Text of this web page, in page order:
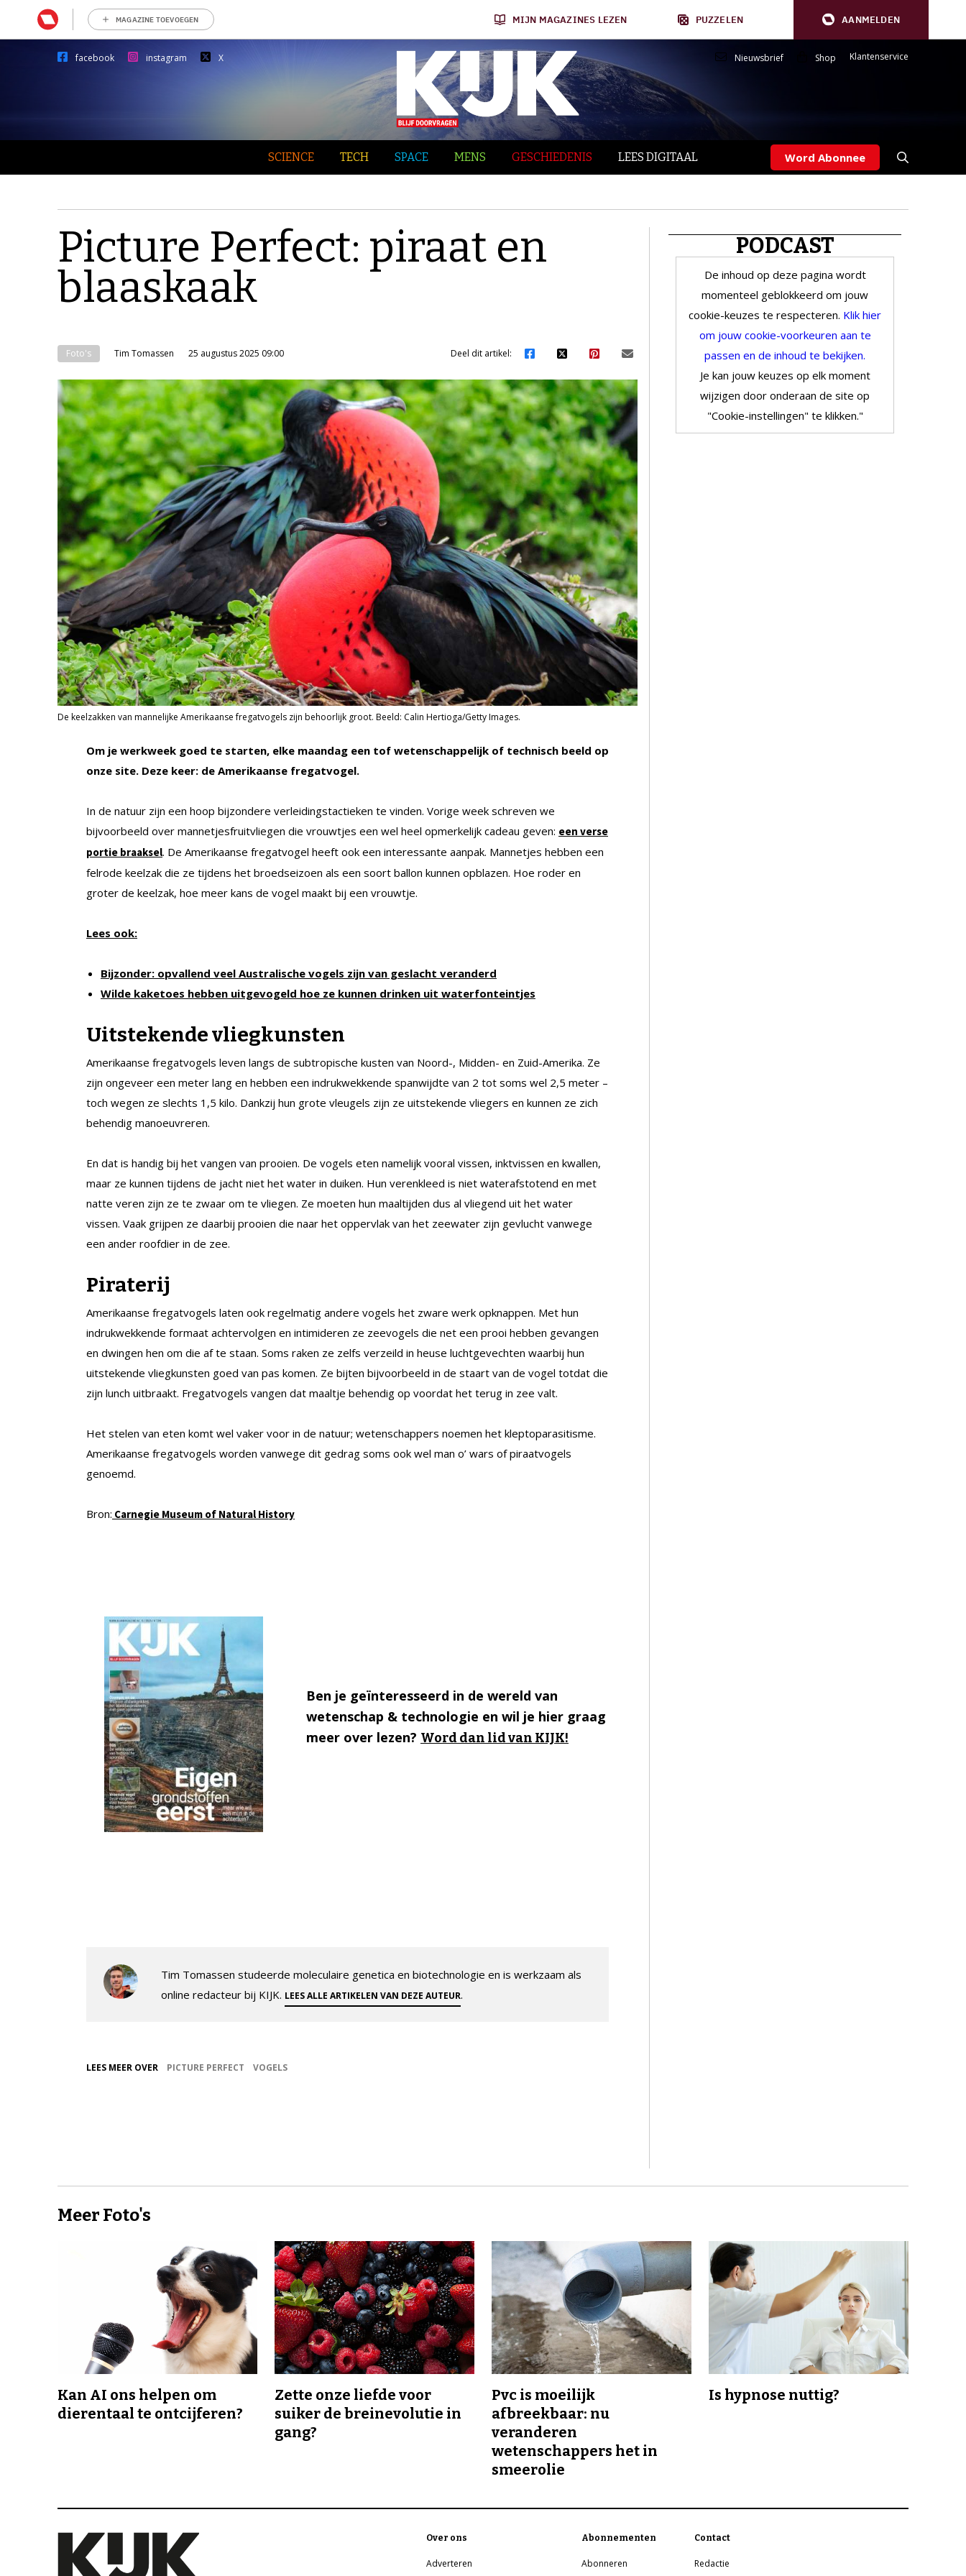
MAGAZINE TOEVOEGEN MIJN MAGAZINES LEZEN PUZZELEN AANMELDEN
facebook instagram X Nieuwsbrief Shop Klantenservice
SCIENCE TECH SPACE MENS GESCHIEDENIS LEES DIGITAAL Word Abonnee
Picture Perfect: piraat en
blaaskaak
Foto's Tim Tomassen 25 augustus 2025 09:00 Deel dit artikel:
De keelzakken van mannelijke Amerikaanse fregatvogels zijn behoorlijk groot. Beeld: Calin Hertioga/Getty Images.
Om je werkweek goed te starten, elke maandag een tof wetenschappelijk of technisch beeld op
onze site. Deze keer: de Amerikaanse fregatvogel.
In de natuur zijn een hoop bijzondere verleidingstactieken te vinden. Vorige week schreven we
bijvoorbeeld over mannetjesfruitvliegen die vrouwtjes een wel heel opmerkelijk cadeau geven: een verse
portie braaksel. De Amerikaanse fregatvogel heeft ook een interessante aanpak. Mannetjes hebben een
felrode keelzak die ze tijdens het broedseizoen als een soort ballon kunnen opblazen. Hoe roder en
groter de keelzak, hoe meer kans de vogel maakt bij een vrouwtje.
Lees ook:
Bijzonder: opvallend veel Australische vogels zijn van geslacht veranderd
Wilde kaketoes hebben uitgevogeld hoe ze kunnen drinken uit waterfonteintjes
Uitstekende vliegkunsten
Amerikaanse fregatvogels leven langs de subtropische kusten van Noord-, Midden- en Zuid-Amerika. Ze
zijn ongeveer een meter lang en hebben een indrukwekkende spanwijdte van 2 tot soms wel 2,5 meter –
toch wegen ze slechts 1,5 kilo. Dankzij hun grote vleugels zijn ze uitstekende vliegers en kunnen ze zich
behendig manoeuvreren.
En dat is handig bij het vangen van prooien. De vogels eten namelijk vooral vissen, inktvissen en kwallen,
maar ze kunnen tijdens de jacht niet het water in duiken. Hun verenkleed is niet waterafstotend en met
natte veren zijn ze te zwaar om te vliegen. Ze moeten hun maaltijden dus al vliegend uit het water
vissen. Vaak grijpen ze daarbij prooien die naar het oppervlak van het zeewater zijn gevlucht vanwege
een ander roofdier in de zee.
Piraterij
Amerikaanse fregatvogels laten ook regelmatig andere vogels het zware werk opknappen. Met hun
indrukwekkende formaat achtervolgen en intimideren ze zeevogels die net een prooi hebben gevangen
en dwingen hen om die af te staan. Soms raken ze zelfs verzeild in heuse luchtgevechten waarbij hun
uitstekende vliegkunsten goed van pas komen. Ze bijten bijvoorbeeld in de staart van de vogel totdat die
zijn lunch uitbraakt. Fregatvogels vangen dat maaltje behendig op voordat het terug in zee valt.
Het stelen van eten komt wel vaker voor in de natuur; wetenschappers noemen het kleptoparasitisme.
Amerikaanse fregatvogels worden vanwege dit gedrag soms ook wel man o’ wars of piraatvogels
genoemd.
Bron: Carnegie Museum of Natural History
Ben je geïnteresseerd in de wereld van
wetenschap & technologie en wil je hier graag
meer over lezen? Word dan lid van KIJK!
Tim Tomassen studeerde moleculaire genetica en biotechnologie en is werkzaam als
online redacteur bij KIJK. LEES ALLE ARTIKELEN VAN DEZE AUTEUR.
LEES MEER OVER PICTURE PERFECT VOGELS
PODCAST
De inhoud op deze pagina wordt
momenteel geblokkeerd om jouw
cookie-keuzes te respecteren. Klik hier
om jouw cookie-voorkeuren aan te
passen en de inhoud te bekijken.
Je kan jouw keuzes op elk moment
wijzigen door onderaan de site op
"Cookie-instellingen" te klikken."
Meer Foto's
Kan AI ons helpen om
dierentaal te ontcijferen?
Zette onze liefde voor
suiker de breinevolutie in
gang?
Pvc is moeilijk
afbreekbaar: nu
veranderen
wetenschappers het in
smeerolie
Is hypnose nuttig?
Over ons
Adverteren
Abonnementen
Abonneren
Contact
Redactie